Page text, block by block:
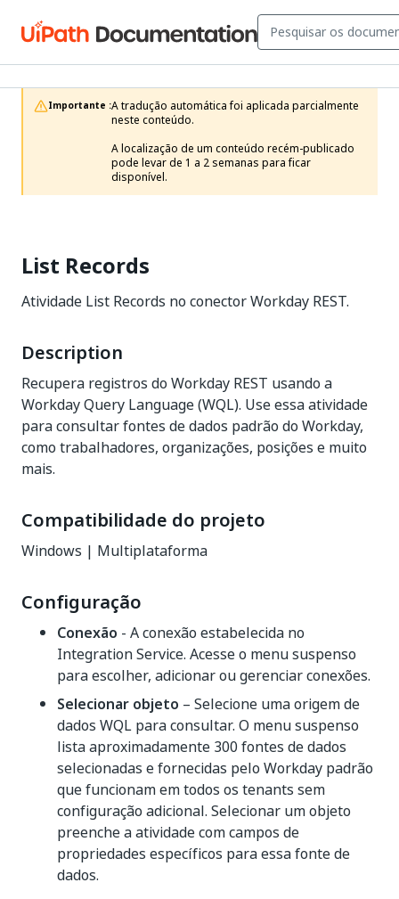
Importante :A tradução automática foi aplicada parcialmente
neste conteúdo.
A localização de um conteúdo recém-publicado
pode levar de 1 a 2 semanas para ficar
disponível.
List Records
Atividade List Records no conector Workday REST.
Description
Recupera registros do Workday REST usando a
Workday Query Language (WQL). Use essa atividade
para consultar fontes de dados padrão do Workday,
como trabalhadores, organizações, posições e muito
mais.
Compatibilidade do projeto
Windows | Multiplataforma
Configuração
Conexão - A conexão estabelecida no
Integration Service. Acesse o menu suspenso
para escolher, adicionar ou gerenciar conexões.
Selecionar objeto – Selecione uma origem de
dados WQL para consultar. O menu suspenso
lista aproximadamente 300 fontes de dados
selecionadas e fornecidas pelo Workday padrão
que funcionam em todos os tenants sem
configuração adicional. Selecionar um objeto
preenche a atividade com campos de
propriedades específicos para essa fonte de
dados.